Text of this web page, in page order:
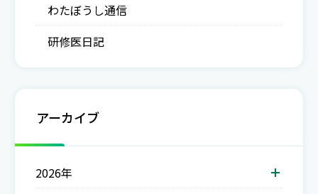
わたぼうし通信
研修医日記
アーカイブ
2026年